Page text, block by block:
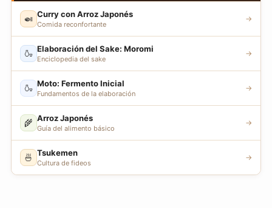
🍛 Curry con Arroz Japonés
Comida reconfortante
→
🍶 Elaboración del Sake: Moromi
Enciclopedia del sake
→
🍶 Moto: Fermento Inicial
Fundamentos de la elaboración
→
🌾 Arroz Japonés
Guía del alimento básico
→
🍜 Tsukemen
Cultura de fideos
→